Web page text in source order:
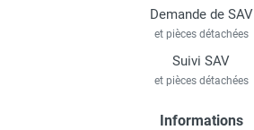
Demande de SAV
et pièces détachées
Suivi SAV
et pièces détachées
Informations